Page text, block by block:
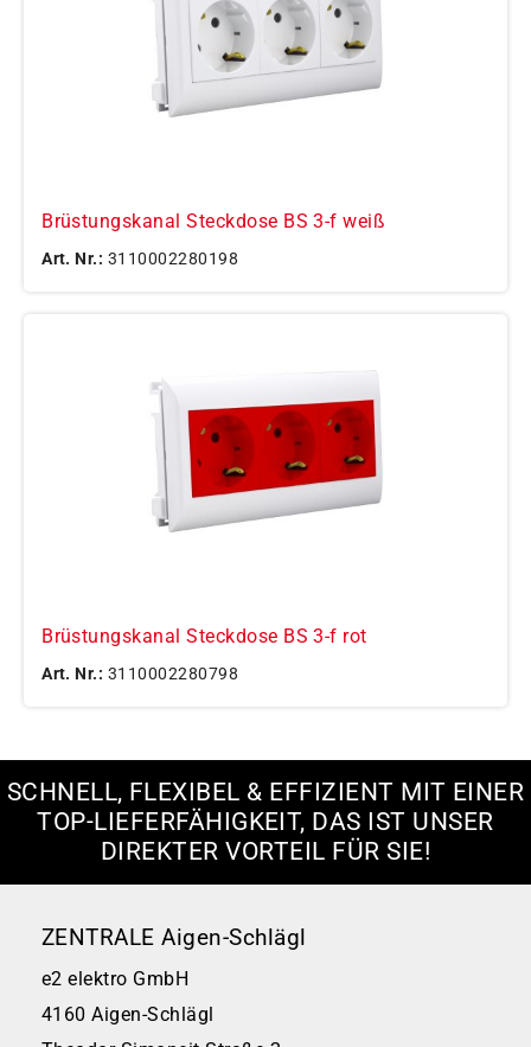
Brüstungskanal Steckdose BS 3-f weiß
Art. Nr.: 3110002280198
Brüstungskanal Steckdose BS 3-f rot
Art. Nr.: 3110002280798
SCHNELL, FLEXIBEL & EFFIZIENT MIT EINER
TOP-LIEFERFÄHIGKEIT, DAS IST UNSER
DIREKTER VORTEIL FÜR SIE!
ZENTRALE Aigen-Schlägl
e2 elektro GmbH
4160 Aigen-Schlägl